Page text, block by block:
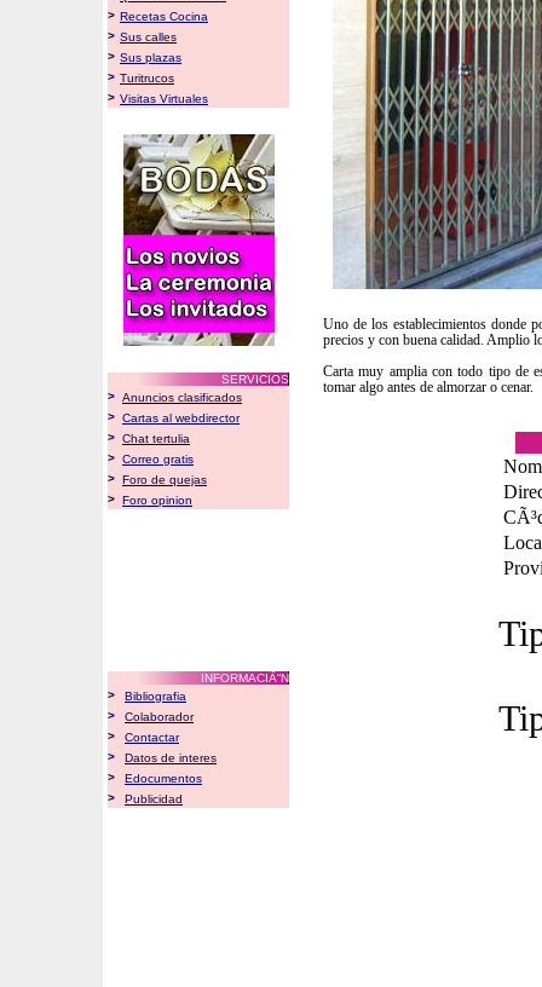
> Recetas Cocina
> Sus calles
> Sus plazas
> Turitrucos
> Visitas Virtuales
SERVICIOS
> Anuncios clasificados
> Cartas al webdirector
> Chat tertulia
> Correo gratis
> Foro de quejas
> Foro opinion
INFORMACIÃ“N
>
Bibliografia
>
Colaborador
>
Contactar
>
Datos de interes
>
Edocumentos
>
Publicidad
Uno de los establecimientos donde
precios y con buena calidad. Amplio
Carta muy amplia con todo tipo de
tomar algo antes de almorzar o cenar.